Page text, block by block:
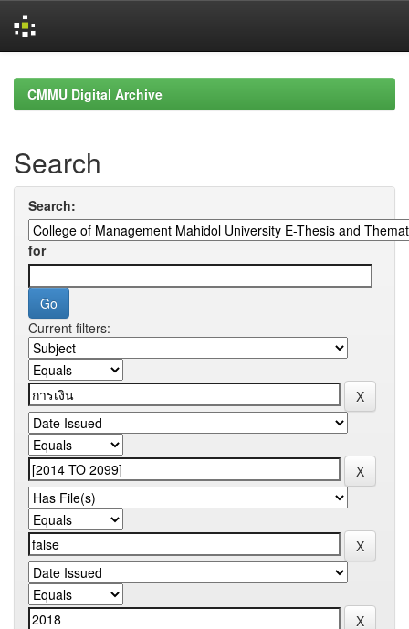
navigationCMMU Digital Archive
Search
Search:
for
Current filters: